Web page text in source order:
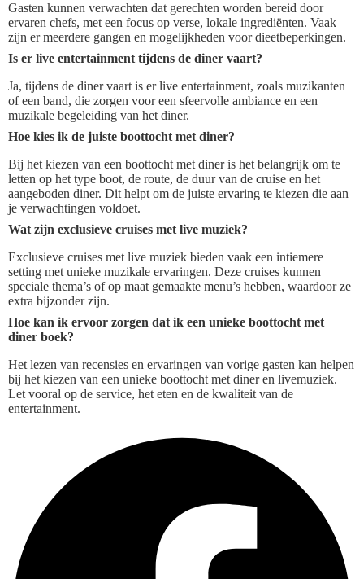
Gasten kunnen verwachten dat gerechten worden bereid door
ervaren chefs, met een focus op verse, lokale ingrediënten. Vaak
zijn er meerdere gangen en mogelijkheden voor dieetbeperkingen.
Is er live entertainment tijdens de diner vaart?
Ja, tijdens de diner vaart is er live entertainment, zoals muzikanten
of een band, die zorgen voor een sfeervolle ambiance en een
muzikale begeleiding van het diner.
Hoe kies ik de juiste boottocht met diner?
Bij het kiezen van een boottocht met diner is het belangrijk om te
letten op het type boot, de route, de duur van de cruise en het
aangeboden diner. Dit helpt om de juiste ervaring te kiezen die aan
je verwachtingen voldoet.
Wat zijn exclusieve cruises met live muziek?
Exclusieve cruises met live muziek bieden vaak een intiemere
setting met unieke muzikale ervaringen. Deze cruises kunnen
speciale thema’s of op maat gemaakte menu’s hebben, waardoor ze
extra bijzonder zijn.
Hoe kan ik ervoor zorgen dat ik een unieke boottocht met
diner boek?
Het lezen van recensies en ervaringen van vorige gasten kan helpen
bij het kiezen van een unieke boottocht met diner en livemuziek.
Let vooral op de service, het eten en de kwaliteit van de
entertainment.